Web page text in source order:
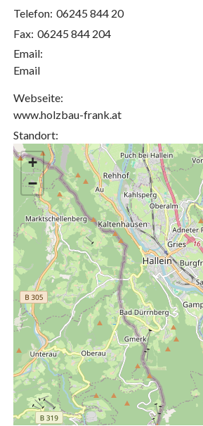
Telefon: 06245 844 20
Fax: 06245 844 204
Email:
Email
Webseite:
www.holzbau-frank.at
Standort:
+
−